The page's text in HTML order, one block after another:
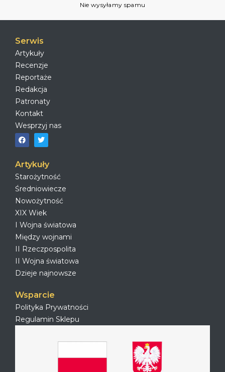
Nie wysyłamy spamu
Serwis
Artykuły
Recenzje
Reportaże
Redakcja
Patronaty
Kontakt
Wesprzyj nas
Artykuły
Starożytność
Średniowiecze
Nowożytność
XIX Wiek
I Wojna światowa
Między wojnami
II Rzeczpospolita
II Wojna światowa
Dzieje najnowsze
Wsparcie
Polityka Prywatności
Regulamin Sklepu